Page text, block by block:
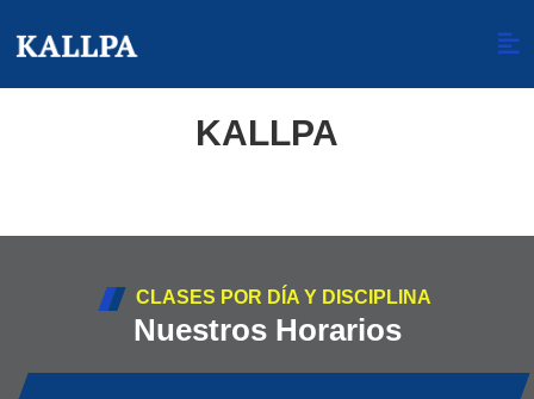
KALLPA
CLASES POR DÍA Y DISCIPLINA
Nuestros Horarios